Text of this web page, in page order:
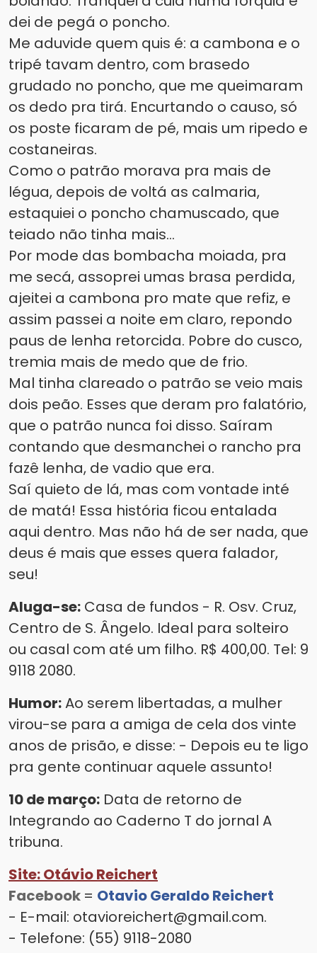
dei de pegá o poncho.
Me aduvide quem quis é: a cambona e o
tripé tavam dentro, com brasedo
grudado no poncho, que me queimaram
os dedo pra tirá. Encurtando o causo, só
os poste ficaram de pé, mais um ripedo e
costaneiras.
Como o patrão morava pra mais de
légua, depois de voltá as calmaria,
estaquiei o poncho chamuscado, que
teiado não tinha mais...
Por mode das bombacha moiada, pra
me secá, assoprei umas brasa perdida,
ajeitei a cambona pro mate que refiz, e
assim passei a noite em claro, repondo
paus de lenha retorcida. Pobre do cusco,
tremia mais de medo que de frio.
Mal tinha clareado o patrão se veio mais
dois peão. Esses que deram pro falatório,
que o patrão nunca foi disso. Saíram
contando que desmanchei o rancho pra
fazê lenha, de vadio que era.
Saí quieto de lá, mas com vontade inté
de matá! Essa história ficou entalada
aqui dentro. Mas não há de ser nada, que
deus é mais que esses quera falador,
seu!
Aluga-se: Casa de fundos - R. Osv. Cruz,
Centro de S. Ângelo. Ideal para solteiro
ou casal com até um filho. R$ 400,00. Tel: 9
9118 2080.
Humor:Ao serem libertadas, a mulher
virou-se para a amiga de cela dos vinte
anos de prisão, e disse: - Depois eu te ligo
pra gente continuar aquele assunto!
10 de março: Data de retorno de
Integrando ao Caderno T do jornal A
tribuna.
Site: Otávio Reichert
Facebook = Otavio Geraldo Reichert
- E-mail: otavioreichert@gmail.com.
- Telefone: (55) 9118-2080